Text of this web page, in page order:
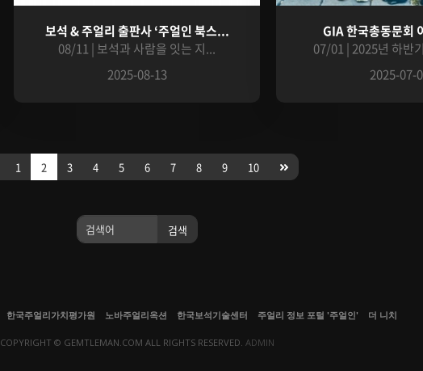
보석 & 주얼리 출판사 ‘주얼인 북스...
08/11 | 보석과 사람을 잇는 지...
2025-08-13
GIA 한국총동문회
07/01 | 2025년 하반
2025-07-
1 2 3 4 5 6 7 8 9 10
검색
검색
한국주얼리가치평가원 노바주얼리옥션 한국보석기술센터 주얼리 정보 포털 '주얼인' 더 니치
COPYRIGHT © GEMTLEMAN.COM ALL RIGHTS RESERVED. ADMIN